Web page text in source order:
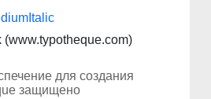
(www.typotheque.com)
для создания
защищено